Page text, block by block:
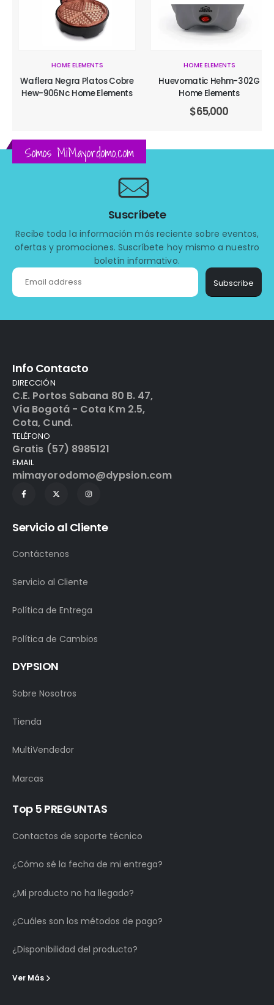
HOME ELEMENTS
Waflera Negra Platos Cobre
Hew-906Nc Home Elements
HOME ELEMENTS
Huevomatic Hehm-302G
Home Elements
65,000
Somos MiMayordomo.com
Suscríbete
Recibe toda la información más reciente sobre eventos,
ofertas y promociones. Suscríbete hoy mismo a nuestro
boletín informativo.
Subscribe
Info Contacto
DIRECCIÓN
C.E. Portos Sabana 80 B. 47,
Vía Bogotá - Cota Km 2.5,
Cota, Cund.
TELÉFONO
Gratis (57) 8985121
EMAIL
mimayorodomo@dypsion.com
Servicio al Cliente
Contáctenos
Servicio al Cliente
Política de Entrega
Política de Cambios
DYPSION
Sobre Nosotros
Tienda
MultiVendedor
Marcas
Top 5 PREGUNTAS
Contactos de soporte técnico
¿Cómo sé la fecha de mi entrega?
¿Mi producto no ha llegado?
¿Cuáles son los métodos de pago?
¿Disponibilidad del producto?
Ver Más